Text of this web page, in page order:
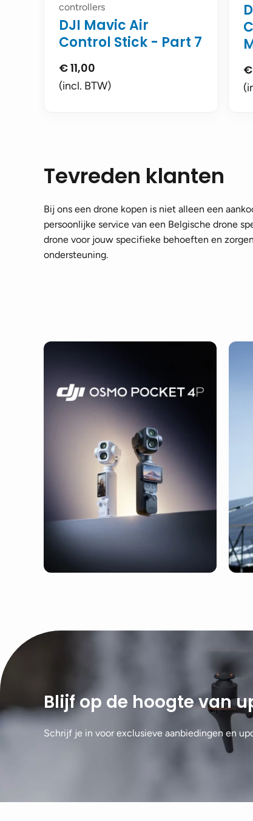
controllers
DJI Mavic Air
Control Stick - Part 7
€11,00
(incl. BTW)
€
Tevreden klanten
Bij ons een drone kopen is niet alleen een
persoonlijke service van een Belgische drone
drone voor jouw specifieke behoeften en
ondersteuning.
Blijf op de hoogte van
Schrijf je in voor exclusieve aanbiedingen en